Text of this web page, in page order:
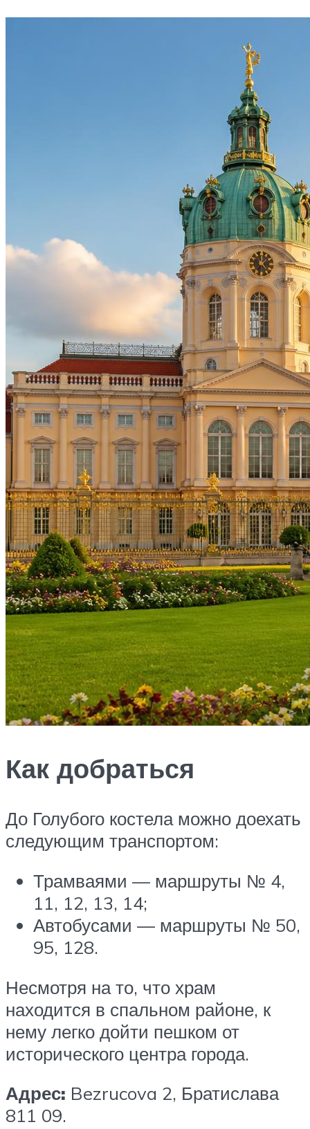
Как добраться
До Голубого костела можно доехать
следующим транспортом:
Трамваями — маршруты № 4,
11, 12, 13, 14;
Автобусами — маршруты № 50,
95, 128.
Несмотря на то, что храм
находится в спальном районе, к
нему легко дойти пешком от
исторического центра города.
Адрес: Bezrucova 2, Братислава
811 09.